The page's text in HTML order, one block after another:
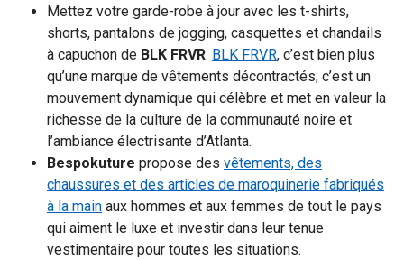
Mettez votre garde-robe à jour avec les t-shirts,
shorts, pantalons de jogging, casquettes et chandails
à capuchon de BLK FRVR. BLK FRVR, c’est bien plus
qu’une marque de vêtements décontractés; c’est un
mouvement dynamique qui célèbre et met en valeur la
richesse de la culture de la communauté noire et
l’ambiance électrisante d’Atlanta.
Bespokuture propose des vêtements, des
chaussures et des articles de maroquinerie fabriqués
à la main aux hommes et aux femmes de tout le pays
qui aiment le luxe et investir dans leur tenue
vestimentaire pour toutes les situations.